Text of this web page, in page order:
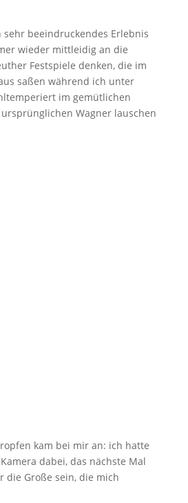
sehr beeindruckendes Erlebnis
wieder mittleidig an die
Festspiele denken, die im
saßen während ich unter
im gemütlichen
Wagner lauschen
kam bei mir an: ich hatte
dabei, das nächste Mal
die Große sein, die mich